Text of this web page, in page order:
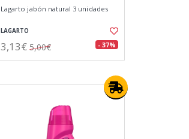
Lagarto jabón natural 3 unidades
LAGARTO
3,13€ 5,00€ - 37%